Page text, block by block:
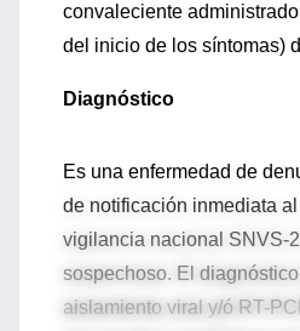
convaleciente
del inicio de los síntomas)
Diagnóstico
Es una enfermedad de
de notificación inmediata
vigilancia nacional SNVS-
sospechoso. El
aislamiento viral y/ó RT-